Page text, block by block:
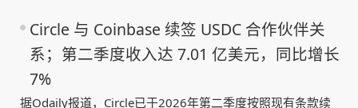
Circle 与 Coinbase 续签 USDC 合作伙伴关
系；第二季度收入达 7.01 亿美元，同比增长
7%
据Odaily报道，Circle已于2026年第二季度按照现有条款续